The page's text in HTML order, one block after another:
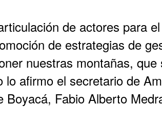
de actores para
de estrategias de
nuestras montañas,
lo afirmo el secretario de
Boyacá, Fabio Alberto